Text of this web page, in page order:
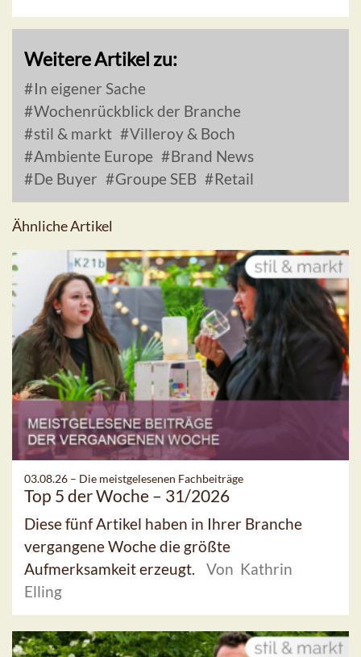
Weitere Artikel zu:
In eigener Sache
Wochenrückblick der Branche
stil & markt
Villeroy & Boch
Ambiente Europe
Brand News
De Buyer
Groupe SEB Retail
Ähnliche Artikel
03.08.26 – Die meistgelesenen Fachbeiträge
Top 5 der Woche – 31/2026
Diese fünf Artikel haben in Ihrer Branche
vergangene Woche die größte
Aufmerksamkeit erzeugt.
Von Kathrin
Elling